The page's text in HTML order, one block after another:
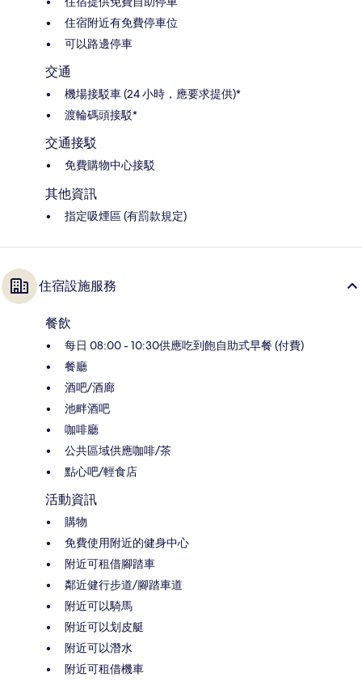
住宿附近有免費停車位
可以路邊停車
交通
機場接駁車 (24 小時，應要求提供)*
渡輪碼頭接駁*
交通接駁
免費購物中心接駁
其他資訊
指定吸煙區 (有罰款規定)
住宿設施服務
餐飲
每日 08:00 - 10:30供應吃到飽自助式早餐 (付費)
餐廳
酒吧/酒廊
池畔酒吧
咖啡廳
公共區域供應咖啡/茶
點心吧/輕食店
活動資訊
購物
免費使用附近的健身中心
附近可租借腳踏車
鄰近健行步道/腳踏車道
附近可以騎馬
附近可以划皮艇
附近可以潛水
附近可租借機車